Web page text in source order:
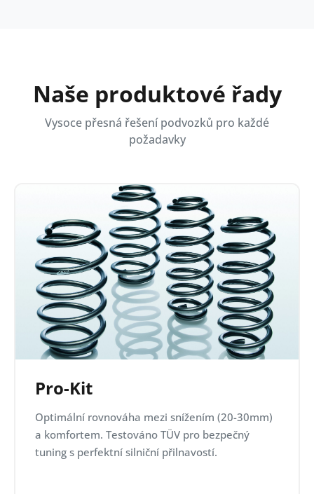
Naše produktové řady
Vysoce přesná řešení podvozků pro každé
požadavky
Pro-Kit
Optimální rovnováha mezi snížením (20-30mm)
a komfortem. Testováno TÜV pro bezpečný
tuning s perfektní silniční přilnavostí.